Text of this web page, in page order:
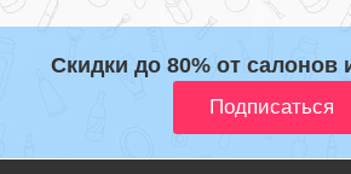
Скидки до 80% от салонов